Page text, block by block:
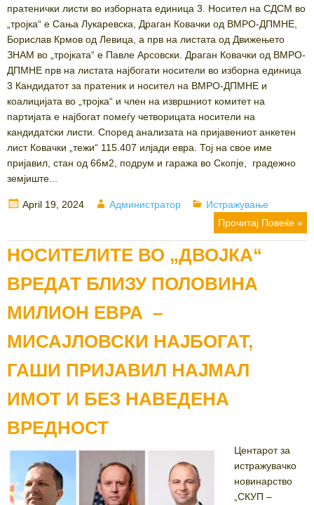
пратенички листи во изборната единица 3. Носител на СДСМ во
„тројка“ е Сања Лукаревска, Драган Ковачки од ВМРО-ДПМНЕ,
Борислав Крмов од Левица, а прв на листата од Движењето
ЗНАМ во „тројката“ е Павле Арсовски. Драган Ковачки од ВМРО-
ДПМНЕ прв на листата најбогати носители во изборна единица
3 Кандидатот за пратеник и носител на ВМРО-ДПМНЕ и
коалицијата во „тројка“ и член на извршниот комитет на
партијата е најбогат помеѓу четворицата носители на
кандидатски листи. Според анализата на пријавениот анкетен
лист Ковачки „тежи“ 115.407 илјади евра. Тој на свое име
пријавил, стан од 66м2, подрум и гаража во Скопје, градежно
земјиште...
Posted
April 19, 2024 Author
Администратор Categories
Истражување
Прочитај Повеќе »
НОСИТЕЛИТЕ ВО „ДВОЈКА“
ВРЕДАТ БЛИЗУ ПОЛОВИНА
МИЛИОН ЕВРА –
МИСАЈЛОВСКИ НАЈБОГАТ,
ГАШИ ПРИЈАВИЛ НАЈМАЛ
ИМОТ И БЕЗ НАВЕДЕНА
ВРЕДНОСТ
Центарот за
истражувачко
новинарство
„СКУП –